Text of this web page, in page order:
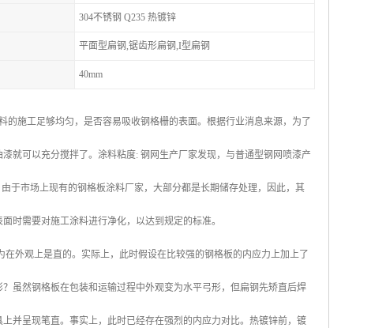
304不锈钢 Q235 热镀锌
平面型扁钢,锯齿形扁钢,I型扁钢
40mm
施工足够均匀，是否容易吸收钢格栅的表面。根据行业消息来源，为了
就可以充分搅拌了。涂料粘度: 钢网生产厂家发现，与普通型钢网喷漆产
于市场上现有的钢格板涂料厂家，大部分都是长期储存处理，因此，其
时需要对施工涂料进行净化，以达到规定的标准。
外观上是直的。实际上，此时假设在比较强的钢格板的内应力上加上了
虽然钢格板在包装和运输过程中外观变为水平弓形，但扁钢先矫直后焊
并呈现笔直。事实上，此时已经存在强烈的内应力对比。热镀锌前，镀